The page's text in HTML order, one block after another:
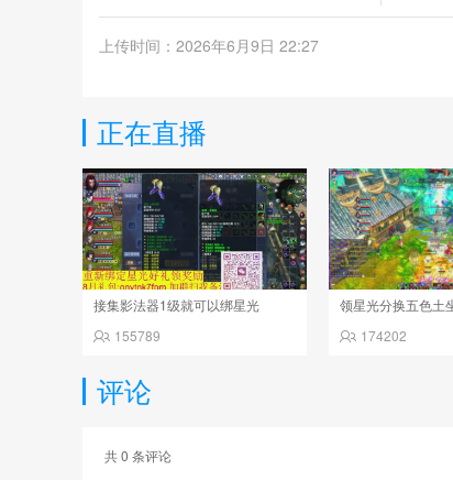
上传时间：2026年6月9日 22:27
正在直播
接集影法器1级就可以绑星光
155789
领星光分换五色土
174202
评论
共0 条评论